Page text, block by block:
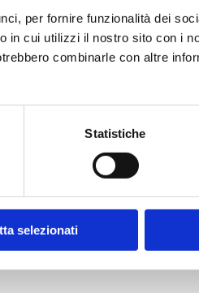
per fornire funzionalità dei
in cui utilizzi il nostro sito con i
combinarle con altre
Statistiche
selezionati
– Web Design Scopri altri
ArtBrand IdentityGraphic
Design Scopri altri progetti
IdentityGraphic